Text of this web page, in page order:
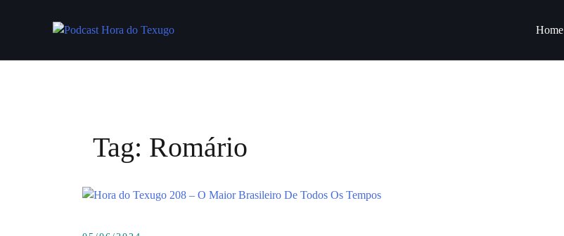
Home
Tag: Romário